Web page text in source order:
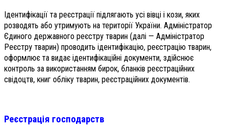
Ідентифікації та реєстрації підлягають усі вівці і кози, яких
розводять або утримують на території України. Адміністратор
Єдиного державного реєстру тварин (далі — Адміністратор
Реєстру тварин) проводить ідентифікацію, реєстрацію тварин,
оформлює та видає ідентифікаційні документи, здійснює
контроль за використанням бирок, бланків реєстраційних
свідоцтв, книг обліку тварин, реєстраційних документів.
Реєстрація господарств